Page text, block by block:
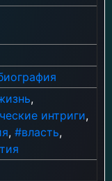
,
интриги,
, #власть,